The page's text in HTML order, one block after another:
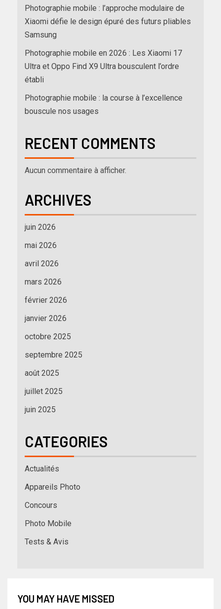
Photographie mobile : l’approche modulaire de
Xiaomi défie le design épuré des futurs pliables
Samsung
Photographie mobile en 2026 : Les Xiaomi 17
Ultra et Oppo Find X9 Ultra bousculent l’ordre
établi
Photographie mobile : la course à l’excellence
bouscule nos usages
RECENT COMMENTS
Aucun commentaire à afficher.
ARCHIVES
juin 2026
mai 2026
avril 2026
mars 2026
février 2026
janvier 2026
octobre 2025
septembre 2025
août 2025
juillet 2025
juin 2025
CATEGORIES
Actualités
Appareils Photo
Concours
Photo Mobile
Tests & Avis
YOU MAY HAVE MISSED